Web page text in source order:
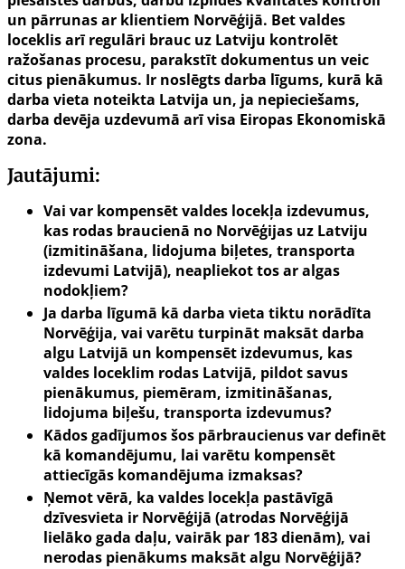
un pārrunas ar klientiem Norvēģijā. Bet valdes
loceklis arī regulāri brauc uz Latviju kontrolēt
ražošanas procesu, parakstīt dokumentus un veic
citus pienākumus. Ir noslēgts darba līgums, kurā kā
darba vieta noteikta Latvija un, ja nepieciešams,
darba devēja uzdevumā arī visa Eiropas Ekonomiskā
zona.
Jautājumi:
Vai var kompensēt valdes locekļa izdevumus,
kas rodas braucienā no Norvēģijas uz Latviju
(izmitināšana, lidojuma biļetes, transporta
izdevumi Latvijā), neapliekot tos ar algas
nodokļiem?
Ja darba līgumā kā darba vieta tiktu norādīta
Norvēģija, vai varētu turpināt maksāt darba
algu Latvijā un kompensēt izdevumus, kas
valdes loceklim rodas Latvijā, pildot savus
pienākumus, piemēram, izmitināšanas,
lidojuma biļešu, transporta izdevumus?
Kādos gadījumos šos pārbraucienus var definēt
kā komandējumu, lai varētu kompensēt
attiecīgās komandējuma izmaksas?
Ņemot vērā, ka valdes locekļa pastāvīgā
dzīvesvieta ir Norvēģijā (atrodas Norvēģijā
lielāko gada daļu, vairāk par 183 dienām), vai
nerodas pienākums maksāt algu Norvēģijā?